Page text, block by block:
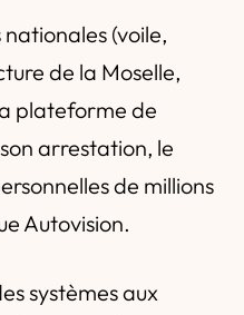
(voile,
de la Moselle,
plateforme de
arrestation, le
de millions
Autovision.
systèmes aux